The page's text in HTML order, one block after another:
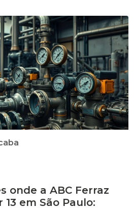
onde a ABC Ferraz
em São Paulo: